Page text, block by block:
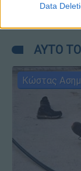
Data
ΑΥΤΟ
Κώστας